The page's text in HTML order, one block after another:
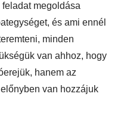
megoldása
és ami ennél
minden
van ahhoz, hogy
hanem az
van hozzájuk